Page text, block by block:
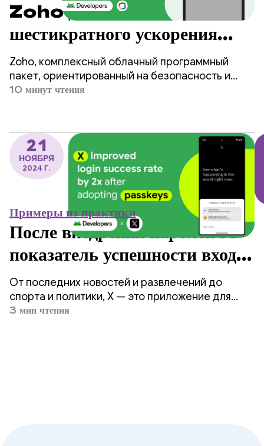
Zoho добилась
шестикратного ускорения
входа в систему благодаря
интеграции с Passkey и
Credential Manager.
Zoho, комплексный облачный программный
пакет, ориентированный на безопасность и
удобство использования, добился
OneAuth для Android.
10 минут чтения
21
НОЯБРЯ
2024 Г.
Примеры из практики
После внедрения паролей X
показатель успешности входа
в систему увеличился в 2
раза.
От последних новостей и развлечений до
спорта и политики, X — это приложение для
социальных сетей, цель которого — помочь
3 мин чтения